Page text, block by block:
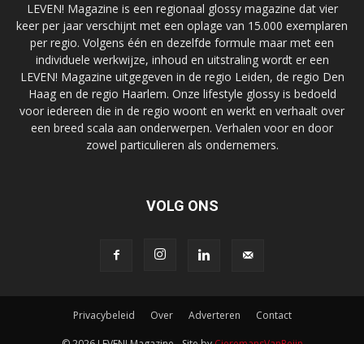
LEVEN! Magazine is een regionaal glossy magazine dat vier
keer per jaar verschijnt met een oplage van 15.000 exemplaren
per regio. Volgens één en dezelfde formule maar met een
individuele werkwijze, inhoud en uitstraling wordt er een
LEVEN! Magazine uitgegeven in de regio Leiden, de regio Den
Haag en de regio Haarlem. Onze lifestyle glossy is bedoeld
voor iedereen die in de regio woont en werkt en verhaalt over
een breed scala aan onderwerpen. Verhalen voor en door
zowel particulieren als ondernemers.
VOLG ONS
Privacybeleid Over Adverteren Contact